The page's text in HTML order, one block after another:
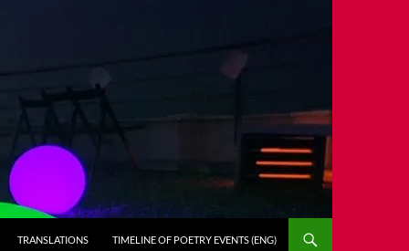
TRANSLATIONS TIMELINE OF POETRY EVENTS (ENG)